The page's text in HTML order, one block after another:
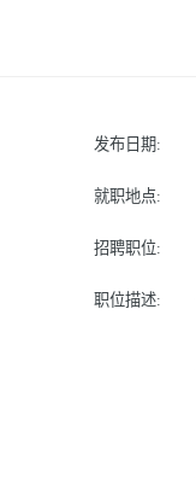
发布日期:
就职地点:
招聘职位:
职位描述: